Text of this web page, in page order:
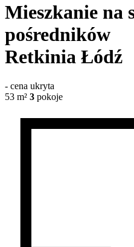
Mieszkanie na
pośredników
Retkinia Łódź
- cena ukryta
53 m² 3 pokoje